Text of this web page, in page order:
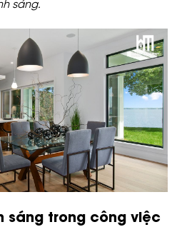
sáng.
sáng trong công việc